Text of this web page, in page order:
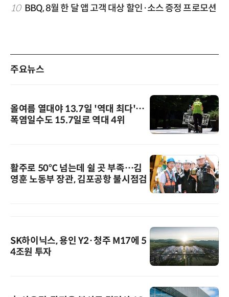
10 BBQ, 8월 한 달 앱 고객 대상 할인·소스 증정 프로모션
주요뉴스
올여름 열대야 13.7일 '역대 최다'…
폭염일수도 15.7일로 역대 4위
활주로 50℃ 넘는데 쉴 곳 부족…김
영훈 노동부 장관, 김포공항 불시점검
SK하이닉스, 용인 Y2·청주 M17에 5
4조원 투자